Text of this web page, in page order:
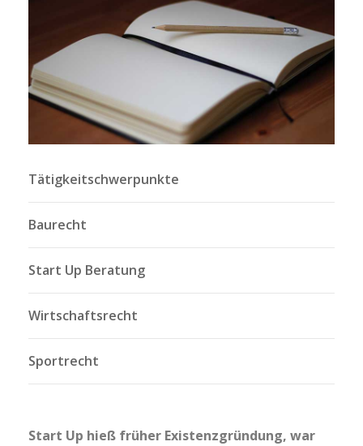
Tätigkeitschwerpunkte
Baurecht
Start Up Beratung
Wirtschaftsrecht
Sportrecht
Start Up hieß früher Existenzgründung, war